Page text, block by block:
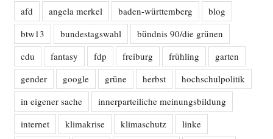
afd angela merkel baden-württemberg
blog
btw13
bundestagswahl
bündnis 90/die grünen
cdu
fantasy fdp freiburg frühling
garten
gender
google grüne herbst
hochschulpolitik
in eigener sache
innerparteiliche meinungsbildung
internet
klimakrise klimaschutz
linke